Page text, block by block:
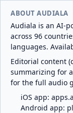
ABOUT AUDIALA
Audiala is an AI-
across 96
languages.
Editorial content
summarizing for
for the full audio
iOS app:
Android app: